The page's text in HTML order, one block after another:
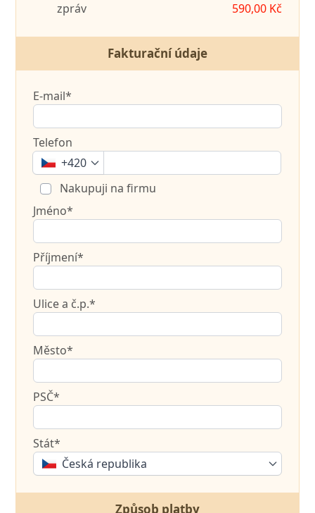
zpráv
590,00 Kč
Fakturační údaje
E-mail*
Telefon
+420
Nakupuji na firmu
Jméno*
Příjmení*
Ulice a č.p.*
Město*
PSČ*
Stát*
Česká republika
Způsob platby